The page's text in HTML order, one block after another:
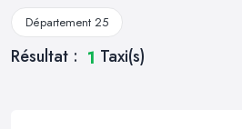
Département 25
Résultat : 1 Taxi(s)